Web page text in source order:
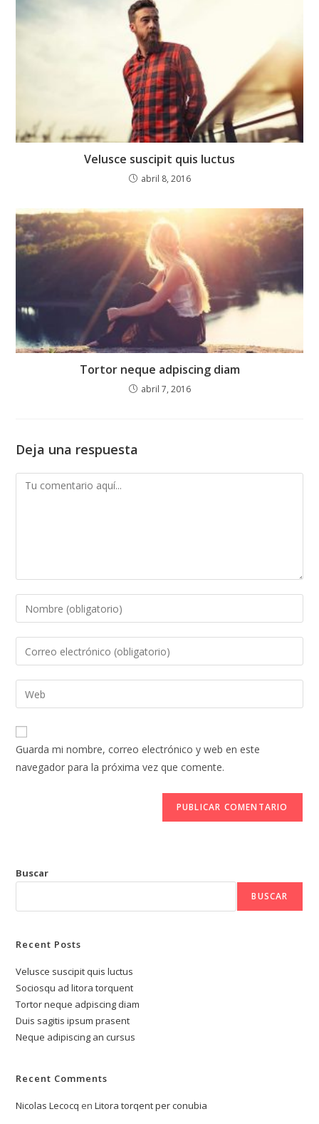
Velusce suscipit quis luctus
abril 8, 2016
Tortor neque adpiscing diam
abril 7, 2016
Deja una respuesta
Guarda mi nombre, correo electrónico y web en este
navegador para la próxima vez que comente.
Buscar
BUSCAR
Recent Posts
Velusce suscipit quis luctus
Sociosqu ad litora torquent
Tortor neque adpiscing diam
Duis sagitis ipsum prasent
Neque adipiscing an cursus
Recent Comments
Nicolas Lecocq enLitora torqent per conubia